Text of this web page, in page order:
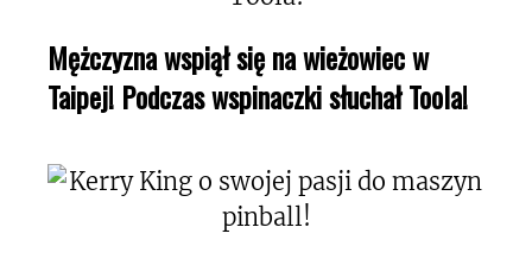
Mężczyzna wspiął się na wieżowiec w
Taipej! Podczas wspinaczki słuchał Toola!